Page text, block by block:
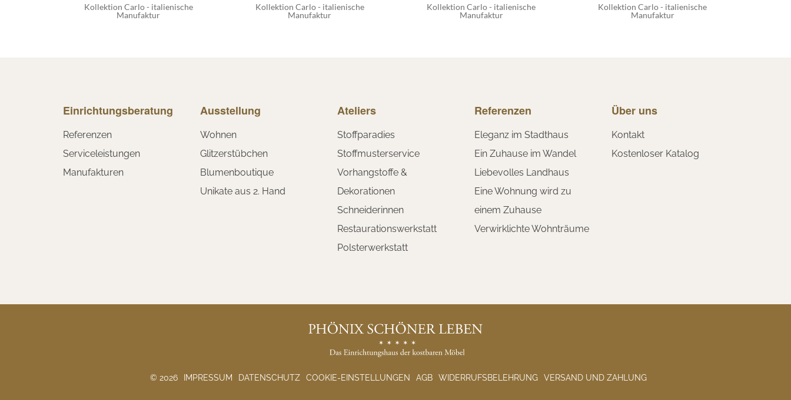
Kollektion Carlo - italienische
Manufaktur
Kollektion Carlo - italienische
Manufaktur
Kollektion Carlo - italienische
Manufaktur
Kollektion Carlo - italienische
Manufaktur
Einrichtungsberatung
Referenzen
Serviceleistungen
Manufakturen
Ausstellung
Wohnen
Glitzerstübchen
Blumenboutique
Unikate aus 2. Hand
Ateliers
Stoffparadies
Stoffmusterservice
Vorhangstoffe &
Dekorationen
Schneiderinnen
Restaurationswerkstatt
Polsterwerkstatt
Referenzen
Eleganz im Stadthaus
Ein Zuhause im Wandel
Liebevolles Landhaus
Eine Wohnung wird zu
einem Zuhause
Verwirklichte Wohnträume
Über uns
Kontakt
Kostenloser Katalog
© 2026 IMPRESSUM DATENSCHUTZ COOKIE-EINSTELLUNGEN AGB WIDERRUFSBELEHRUNG VERSAND UND ZAHLUNG